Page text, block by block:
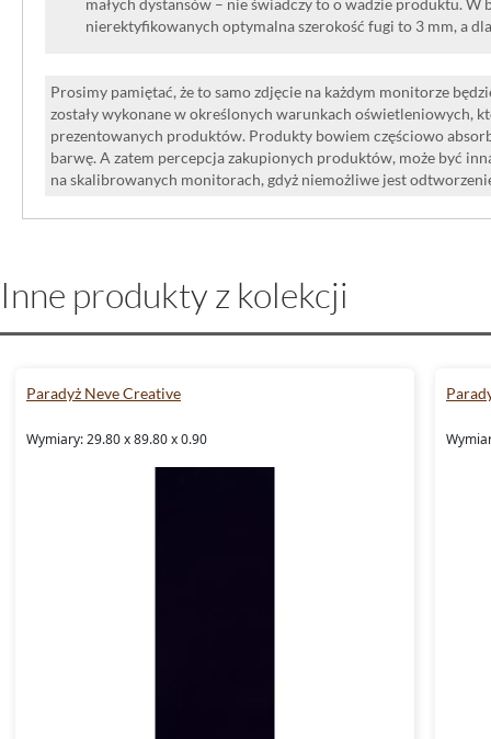
małych dystansów – nie świadczy to o wadzie produktu. W
nierektyfikowanych optymalna szerokość fugi to 3 mm, a
Prosimy pamiętać, że to samo zdjęcie na każdym monitorze
zostały wykonane w określonych warunkach oświetleniowych,
prezentowanych produktów. Produkty bowiem częściowo
barwę. A zatem percepcja zakupionych produktów, może być
na skalibrowanych monitorach, gdyż niemożliwe jest
Inne produkty z kolekcji
Paradyż Neve Creative
Wymiary: 29.80 x 89.80 x 0.90